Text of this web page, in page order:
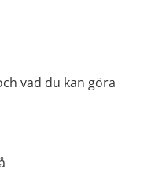
vad du kan göra